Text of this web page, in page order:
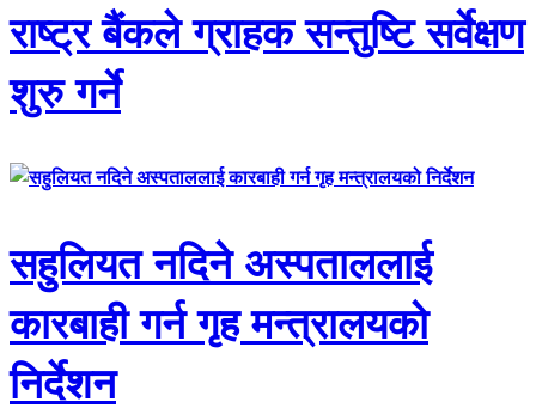
राष्ट्र बैंकले ग्राहक सन्तुष्टि सर्वेक्षण
शुरु गर्ने
सहुलियत नदिने अस्पताललाई
कारबाही गर्न गृह मन्त्रालयको
निर्देशन